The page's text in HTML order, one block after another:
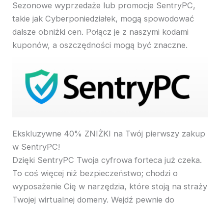
Sezonowe wyprzedaże lub promocje SentryPC,
takie jak Cyberponiedziałek, mogą spowodować
dalsze obniżki cen. Połącz je z naszymi kodami
kuponów, a oszczędności mogą być znaczne.
Ekskluzywne 40% ZNIŻKI na Twój pierwszy zakup
w SentryPC!
Dzięki SentryPC Twoja cyfrowa forteca już czeka.
To coś więcej niż bezpieczeństwo; chodzi o
wyposażenie Cię w narzędzia, które stoją na straży
Twojej wirtualnej domeny. Wejdź pewnie do